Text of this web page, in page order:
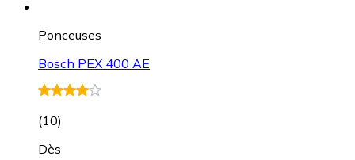
Ponceuses
Bosch PEX 400 AE
(10)
Dès